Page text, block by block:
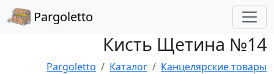
Pargoletto
Кисть Щетина №14
Pargoletto Каталог
Канцелярские товары